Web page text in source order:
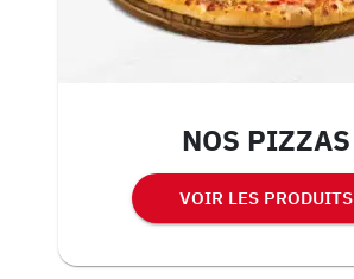
NOS PIZZAS
VOIR LES PRODUITS